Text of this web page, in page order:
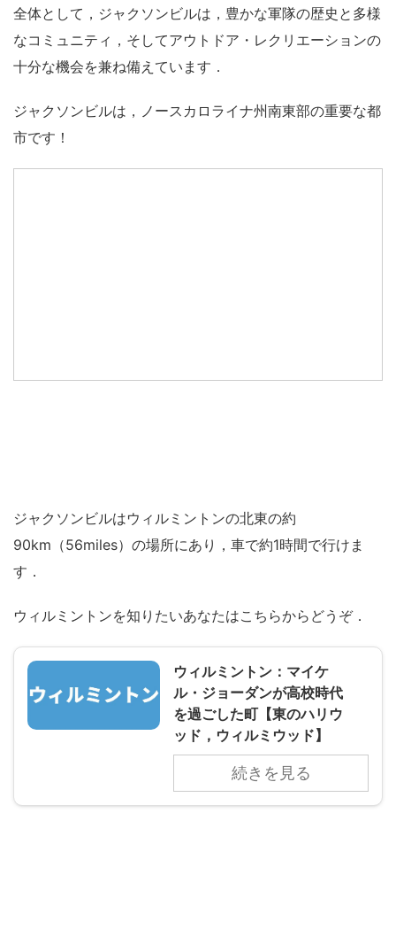
全体として，ジャクソンビルは，豊かな軍隊の歴史と多様
なコミュニティ，そしてアウトドア・レクリエーションの
十分な機会を兼ね備えています．
ジャクソンビルは，ノースカロライナ州南東部の重要な都
市です！
ジャクソンビルはウィルミントンの北東の約
90km（56miles）の場所にあり，車で約1時間で行けま
す．
ウィルミントンを知りたいあなたはこちらからどうぞ．
ウィルミントン：マイケ
ル・ジョーダンが高校時代
を過ごした町【東のハリウ
ッド，ウィルミウッド】
続きを見る